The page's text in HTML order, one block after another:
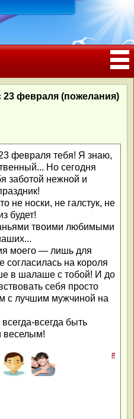
РОЖДЕНИЯ, ЮБИЛЕЕМ
23 февраля (пожелания)
февраля тебя! Я знаю,
Но сегодня
заботой нежной и
не носки, не галстук, не
будет!
твоими любимыми
моего — лишь для
на короля
в шалаше с тобой! И до
себя просто
с лучшим мужчиной на
всегда быть
веселым!
#